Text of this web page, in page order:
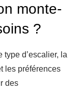
monte-
?
d’escalier, la
les préférences
des